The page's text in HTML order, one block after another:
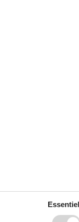
Kommentar auf
in einer
vorgefunden !!
Seite. Haus zeigt
Badezimmer
3 externe